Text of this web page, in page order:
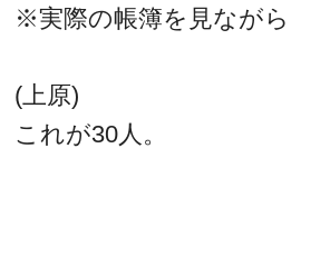
※実際の帳簿を見ながら
(上原)
これが30人。